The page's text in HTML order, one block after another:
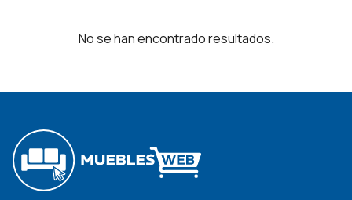
No se han encontrado resultados.